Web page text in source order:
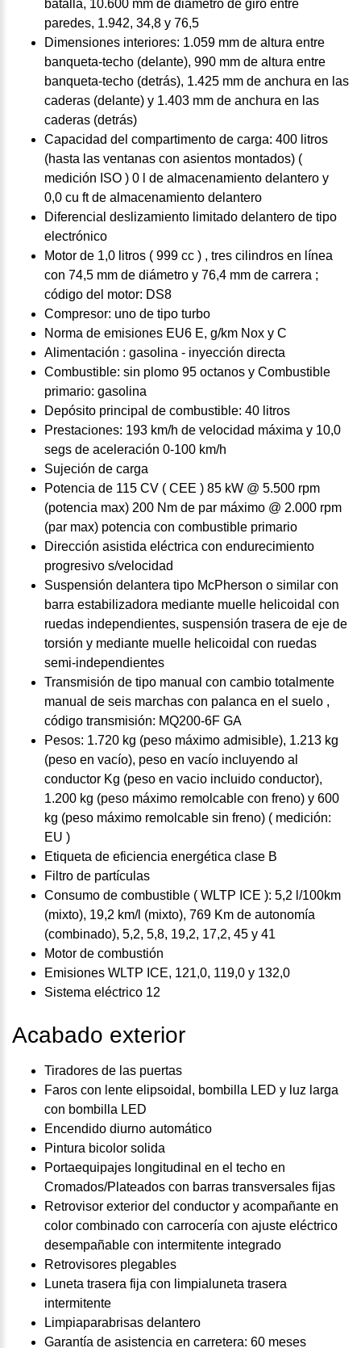
batalla, 10.600 mm de diámetro de giro entre
paredes, 1.942, 34,8 y 76,5
Dimensiones interiores: 1.059 mm de altura entre
banqueta-techo (delante), 990 mm de altura entre
banqueta-techo (detrás), 1.425 mm de anchura en las
caderas (delante) y 1.403 mm de anchura en las
caderas (detrás)
Capacidad del compartimento de carga: 400 litros
(hasta las ventanas con asientos montados) (
medición ISO ) 0 l de almacenamiento delantero y
0,0 cu ft de almacenamiento delantero
Diferencial deslizamiento limitado delantero de tipo
electrónico
Motor de 1,0 litros ( 999 cc ) , tres cilindros en línea
con 74,5 mm de diámetro y 76,4 mm de carrera ;
código del motor: DS8
Compresor: uno de tipo turbo
Norma de emisiones EU6 E, g/km Nox y C
Alimentación : gasolina - inyección directa
Combustible: sin plomo 95 octanos y Combustible
primario: gasolina
Depósito principal de combustible: 40 litros
Prestaciones: 193 km/h de velocidad máxima y 10,0
segs de aceleración 0-100 km/h
Sujeción de carga
Potencia de 115 CV ( CEE ) 85 kW @ 5.500 rpm
(potencia max) 200 Nm de par máximo @ 2.000 rpm
(par max) potencia con combustible primario
Dirección asistida eléctrica con endurecimiento
progresivo s/velocidad
Suspensión delantera tipo McPherson o similar con
barra estabilizadora mediante muelle helicoidal con
ruedas independientes, suspensión trasera de eje de
torsión y mediante muelle helicoidal con ruedas
semi-independientes
Transmisión de tipo manual con cambio totalmente
manual de seis marchas con palanca en el suelo ,
código transmisión: MQ200-6F GA
Pesos: 1.720 kg (peso máximo admisible), 1.213 kg
(peso en vacío), peso en vacío incluyendo al
conductor Kg (peso en vacio incluido conductor),
1.200 kg (peso máximo remolcable con freno) y 600
kg (peso máximo remolcable sin freno) ( medición:
EU )
Etiqueta de eficiencia energética clase B
Filtro de partículas
Consumo de combustible ( WLTP ICE ): 5,2 l/100km
(mixto), 19,2 km/l (mixto), 769 Km de autonomía
(combinado), 5,2, 5,8, 19,2, 17,2, 45 y 41
Motor de combustión
Emisiones WLTP ICE, 121,0, 119,0 y 132,0
Sistema eléctrico 12
Acabado exterior
Tiradores de las puertas
Faros con lente elipsoidal, bombilla LED y luz larga
con bombilla LED
Encendido diurno automático
Pintura bicolor solida
Portaequipajes longitudinal en el techo en
Cromados/Plateados con barras transversales fijas
Retrovisor exterior del conductor y acompañante en
color combinado con carrocería con ajuste eléctrico
desempañable con intermitente integrado
Retrovisores plegables
Luneta trasera fija con limpialuneta trasera
intermitente
Limpiaparabrisas delantero
Garantía de asistencia en carretera: 60 meses